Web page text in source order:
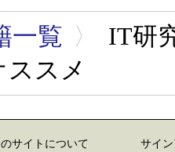
一覧 〉
IT研
スメ
のサイトについて
サイ